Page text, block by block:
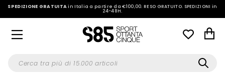
SPEDIZIONE GRATUITAin Italia a partire da €100,00.RESO GRATUITO. SPEDIZIONI in
24-48H.